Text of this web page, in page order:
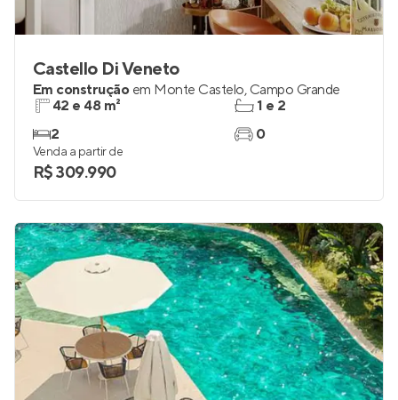
Castello Di Veneto
Em construção em Monte Castelo, Campo Grande
42 e 48 m²
2
1 e 2
0
Venda a partir de
R$ 309.990